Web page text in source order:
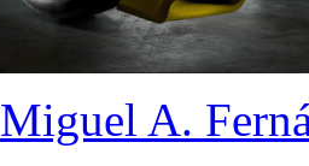
Miguel A.